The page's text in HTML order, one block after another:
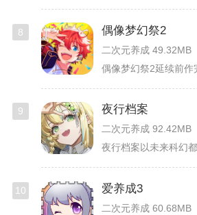
8 偶像梦幻祭2
二次元养成 49.32MB
9 夜行档案
二次元养成 92.42MB
10 爱养成3
二次元养成 60.68MB